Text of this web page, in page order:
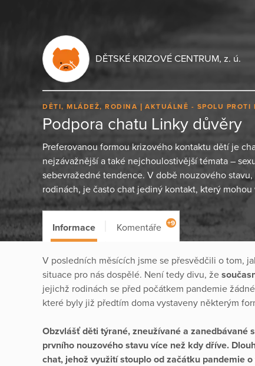
DĚTSKÉ KRIZOVÉ CENTRUM, z. ú.
DĚTI, MLÁDEŽ, RODINA AKTUÁLNĚ - SPOLU PROTI
Podpora chatu Linky důvěry
Preferovanou formou krizového kontaktu dětí je
nejzávažnější a také nejchoulostivější témata –
sebevražedné tendence. V době nouzového
rodinách, je často chat jediný kontakt, který mohou
Informace Komentáře +9
V posledních měsících jsme se přesvědčili o tom,
situace pro nás dospělé. Není tedy divu, že
jejichž rodinách se před počátkem pandemie
které byly již předtím doma vystaveny některým
Obzvlášť děti týrané, zneužívané a zanedbávané
prvního nouzového stavu více než kdy dříve.
chat, jehož využití stouplo od začátku pandemie